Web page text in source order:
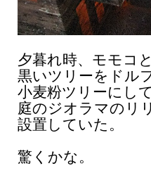
夕暮れ時、モモコ
黒いツリーをドル
小麦粉ツリーにして
庭のジオラマのリ
設置していた。
驚くかな。